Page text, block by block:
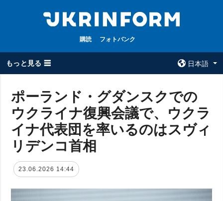
購読 フォトバンク
もっと見る ☰
日本語
全てのトピック
戦争
被占領地
経済・復興
防衛
ウクルインフォ
ルム
ウクルインフォル
ポーランド・グダンスクでの
ウクライナ復興会議で、ウクラ
イナ代表団を率いるのはスヴィ
リデンコ首相
23.06.2026 14:44